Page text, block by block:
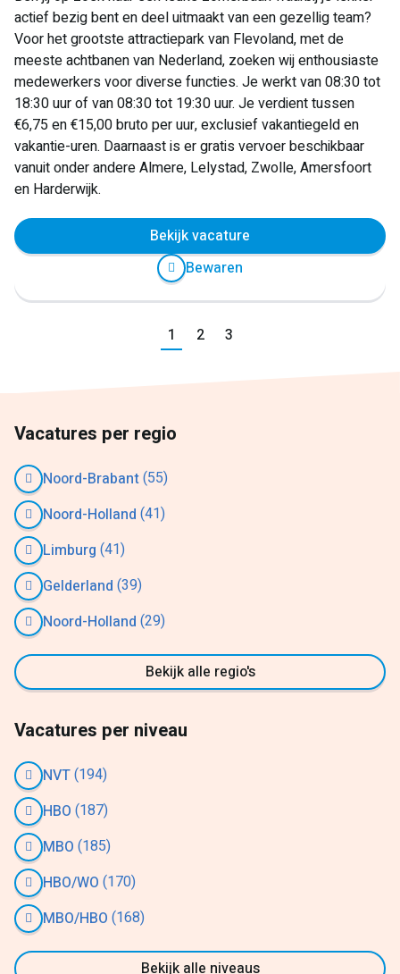
actief bezig bent en deel uitmaakt van een gezellig team?
Voor het grootste attractiepark van Flevoland, met de
meeste achtbanen van Nederland, zoeken wij enthousiaste
medewerkers voor diverse functies. Je werkt van 08:30 tot
18:30 uur of van 08:30 tot 19:30 uur. Je verdient tussen
€6,75 en €15,00 bruto per uur, exclusief vakantiegeld en
vakantie-uren. Daarnaast is er gratis vervoer beschikbaar
vanuit onder andere Almere, Lelystad, Zwolle, Amersfoort
en Harderwijk.
Bekijk vacature
Bewaren
Vorige
1 2 3
Vacatures per regio
Noord-Brabant(55)
Noord-Holland (41)
Limburg (41)
Gelderland (39)
Noord-Holland (29)
Bekijk alle regio's
Vacatures per niveau
NVT(194)
HBO (187)
MBO (185)
HBO/WO (170)
MBO/HBO (168)
Bekijk alle niveaus